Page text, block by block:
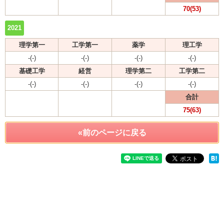
70(53)
2021
理学第一 工学第一 薬学
理工学
-(-)
-(-) -(-)
-(-)
基礎工学
経営 理学第二
工学第二
-(-)
-(-) -(-)
-(-)
合計
75(63)
«前のページに戻る